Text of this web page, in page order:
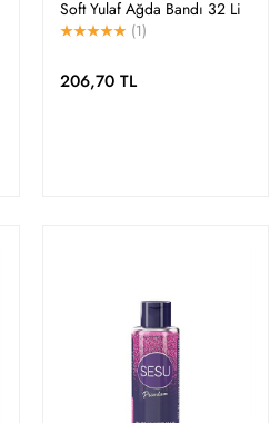
Soft Yulaf Ağda Bandı 32 Li
(1)
206,70 TL